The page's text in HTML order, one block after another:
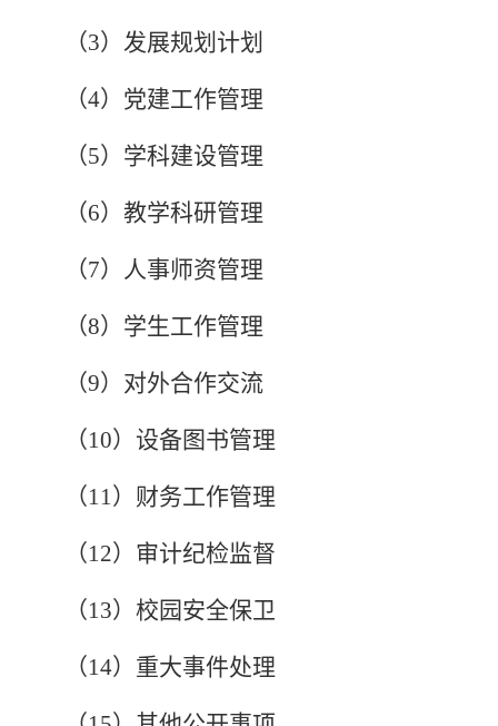
（3）发展规划计划
（4）党建工作管理
（5）学科建设管理
（6）教学科研管理
（7）人事师资管理
（8）学生工作管理
（9）对外合作交流
（10）设备图书管理
（11）财务工作管理
（12）审计纪检监督
（13）校园安全保卫
（14）重大事件处理